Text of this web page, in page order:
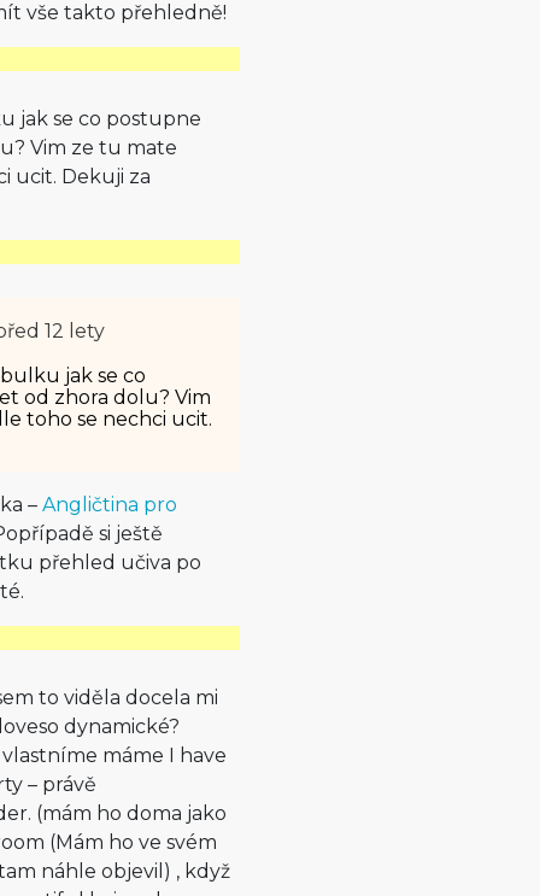
vše takto přehledně!
jak se co postupne
Vim ze tu mate
ucit. Dekuji za
12 lety
jak se co
od zhora dolu? Vim
toho se nechci ucit.
– Angličtina pro
si ještě
přehled učiva po
to viděla docela mi
dynamické?
máme I have
– právě
(mám ho doma jako
(Mám ho ve svém
náhle objevil) , když